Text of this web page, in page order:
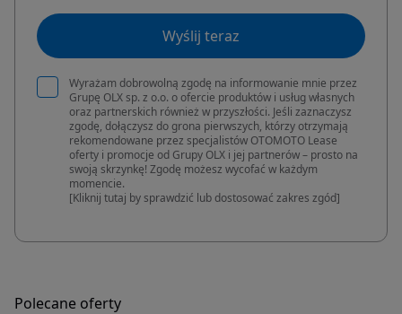
Wyślij teraz
Wyrażam dobrowolną zgodę na informowanie mnie przez
Grupę OLX sp. z o.o. o ofercie produktów i usług własnych
oraz partnerskich również w przyszłości. Jeśli zaznaczysz
zgodę, dołączysz do grona pierwszych, którzy otrzymają
rekomendowane przez specjalistów OTOMOTO Lease
oferty i promocje od Grupy OLX i jej partnerów – prosto na
swoją skrzynkę! Zgodę możesz wycofać w każdym
momencie.
[Kliknij tutaj by sprawdzić lub dostosować zakres zgód]
Polecane oferty